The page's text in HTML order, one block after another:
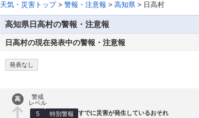
天気・災害トップ> 警報・注意報 > 高知県 > 日高村
高知県日高村の警報・注意報
日高村の現在発表中の警報・注意報
発表なし
高
警戒
レベル
5
特別警報
すでに災害が発生しているおそれ